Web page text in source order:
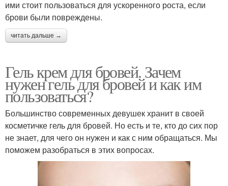
ими стоит пользоваться для ускоренного роста, если
брови были повреждены.
читать дальше →
Гель крем для бровей. Зачем
нужен гель для бровей и как им
пользоваться?
Большинство современных девушек хранит в своей
косметичке гель для бровей. Но есть и те, кто до сих пор
не знает, для чего он нужен и как с ним обращаться. Мы
поможем разобраться в этих вопросах.